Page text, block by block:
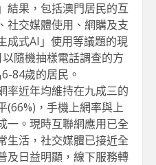
結果，包括澳門居民的互
社交媒體使用、網購及支
成式AI」使用等議題的現
隨機抽樣電話調查的方
84歲的居民。
率近年均維持在九成三的
(66%)，手機上網率與上
一。現時互聯網應用已全
生活，社交媒體已接近全
及日益明顯，線下服務轉